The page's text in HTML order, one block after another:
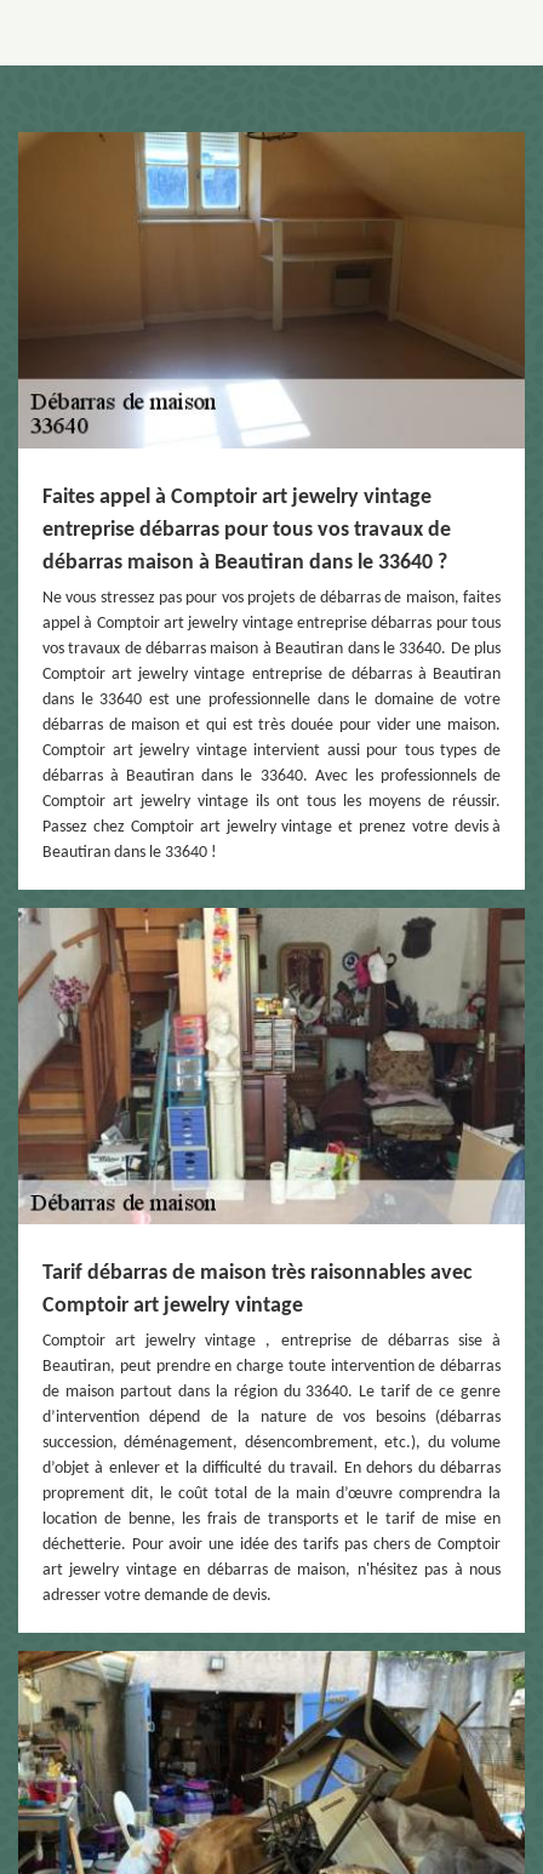
Faites appel à Comptoir art jewelry vintage
entreprise débarras pour tous vos travaux de
débarras maison à Beautiran dans le 33640 ?
Ne vous stressez pas pour vos projets de débarras de maison, faites
appel à Comptoir art jewelry vintage entreprise débarras pour tous
vos travaux de débarras maison à Beautiran dans le 33640. De plus
Comptoir art jewelry vintage entreprise de débarras à Beautiran
dans le 33640 est une professionnelle dans le domaine de votre
débarras de maison et qui est très douée pour vider une maison.
Comptoir art jewelry vintage intervient aussi pour tous types de
débarras à Beautiran dans le 33640. Avec les professionnels de
Comptoir art jewelry vintage ils ont tous les moyens de réussir.
Passez chez Comptoir art jewelry vintage et prenez votre devis à
Beautiran dans le 33640 !
Tarif débarras de maison très raisonnables avec
Comptoir art jewelry vintage
Comptoir art jewelry vintage , entreprise de débarras sise à
Beautiran, peut prendre en charge toute intervention de débarras
de maison partout dans la région du 33640. Le tarif de ce genre
d’intervention dépend de la nature de vos besoins (débarras
succession, déménagement, désencombrement, etc.), du volume
d’objet à enlever et la difficulté du travail. En dehors du débarras
proprement dit, le coût total de la main d’œuvre comprendra la
location de benne, les frais de transports et le tarif de mise en
déchetterie. Pour avoir une idée des tarifs pas chers de Comptoir
art jewelry vintage en débarras de maison, n'hésitez pas à nous
adresser votre demande de devis.